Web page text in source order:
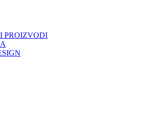
PROIZVODI